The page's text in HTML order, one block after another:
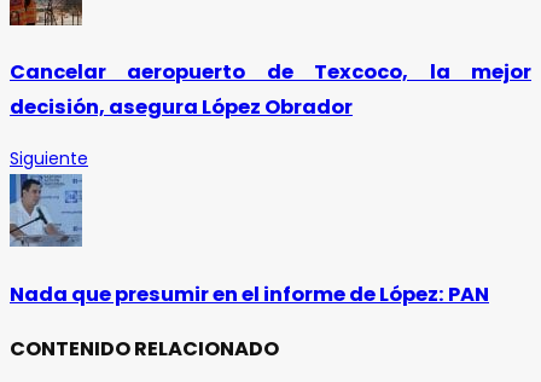
Cancelar aeropuerto de Texcoco, la mejor
decisión, asegura López Obrador
Siguiente
Nada que presumir en el informe de López: PAN
CONTENIDO RELACIONADO